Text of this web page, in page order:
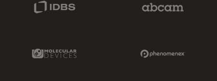
Molecular Devices Link